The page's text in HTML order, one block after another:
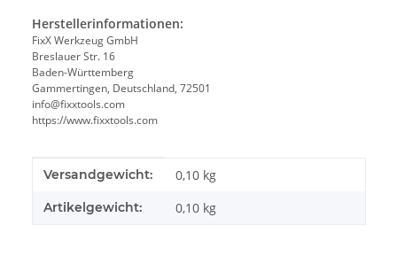
Herstellerinformationen:
FixX Werkzeug GmbH
Breslauer Str. 16
Baden-Württemberg
Gammertingen, Deutschland, 72501
info@fixxtools.com
https://www.fixxtools.com
Produkteigenschaft
Wert
Versandgewicht: 0,10 kg
Artikelgewicht: 0,10 kg